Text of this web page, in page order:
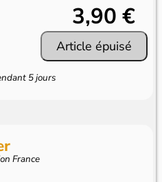
3,90 €
Article épuisé
5 jours
France